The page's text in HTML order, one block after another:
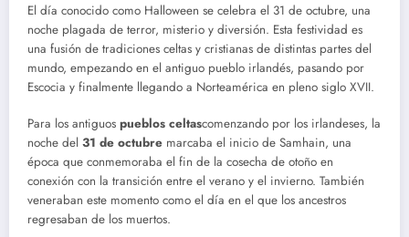
El día conocido como Halloween se celebra el 31 de octubre, una
noche plagada de terror, misterio y diversión. Esta festividad es
una fusión de tradiciones celtas y cristianas de distintas partes del
mundo, empezando en el antiguo pueblo irlandés, pasando por
Escocia y finalmente llegando a Norteamérica en pleno siglo XVII.
Para los antiguos pueblos celtascomenzando por los irlandeses, la
noche del 31 de octubre marcaba el inicio de Samhain, una
época que conmemoraba el fin de la cosecha de otoño en
conexión con la transición entre el verano y el invierno. También
veneraban este momento como el día en el que los ancestros
regresaban de los muertos.